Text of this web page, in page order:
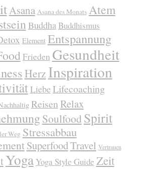
Asana Asana des Monats Atem
Buddha Buddhismus
Element Entspannung
Frieden Gesundheit
Herz Inspiration
LiebeLifecoaching
ReisenRelax
Soulfood Spirit
Weg Stressabbau
SuperfoodTravel Vertrauen
Yoga Yoga Style Guide Zeit